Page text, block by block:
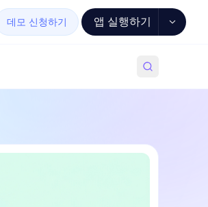
데모 신청하기 앱 실행하기